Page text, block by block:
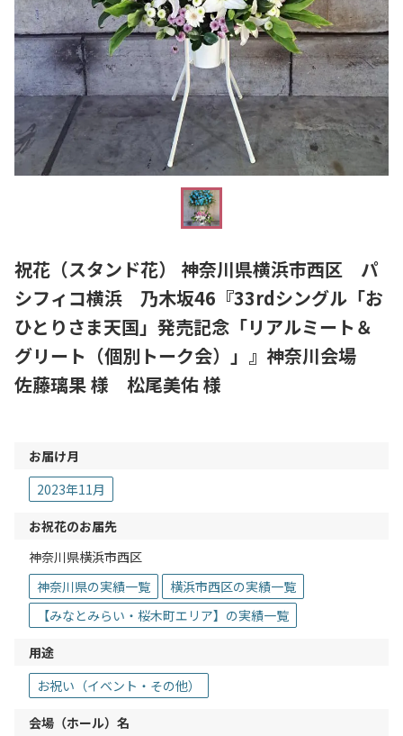
祝花（スタンド花） 神奈川県横浜市西区 パ
シフィコ横浜 乃木坂46『33rdシングル「お
ひとりさま天国」発売記念「リアルミート＆
グリート（個別トーク会）」』神奈川会場
佐藤璃果 様 松尾美佑 様
お届け月
2023年11月
お祝花のお届先
神奈川県横浜市西区
神奈川県の実績一覧
横浜市西区の実績一覧
【みなとみらい・桜木町エリア】の実績一覧
用途
お祝い（イベント・その他）
会場（ホール）名